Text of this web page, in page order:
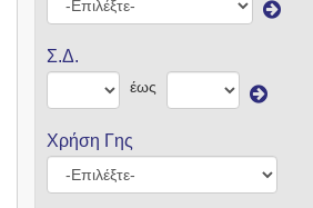
Σ.Δ.
έως
Χρήση Γης